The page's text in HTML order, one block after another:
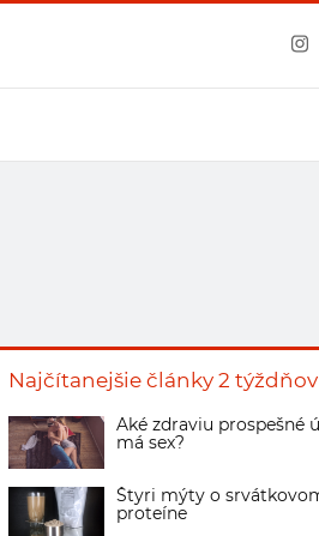
Najčítanejšie články 2 týždňov
Aké zdraviu prospešné
má sex?
Štyri mýty o
proteíne